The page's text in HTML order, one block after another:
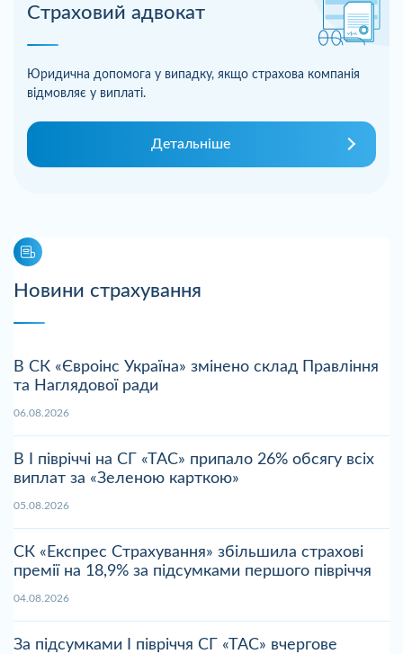
Страховий адвокат
Юридична допомога у випадку, якщо страхова компанія
відмовляє у виплаті.
Детальніше
Новини страхування
В СК «Євроінс Україна» змінено склад Правління
та Наглядової ради
06.08.2026
В І півріччі на СГ «ТАС» припало 26% обсягу всіх
виплат за «Зеленою карткою»
05.08.2026
СК «Експрес Страхування» збільшила страхові
премії на 18,9% за підсумками першого півріччя
04.08.2026
За підсумками І півріччя СГ «ТАС» вчергове